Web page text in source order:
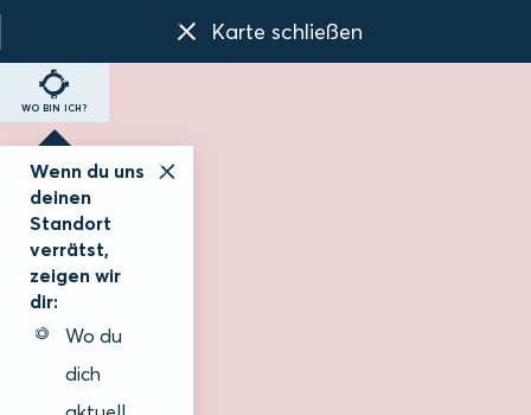
Karte schließen
WO BIN ICH?
Wenn du uns
deinen
Standort
verrätst,
zeigen wir
dir:
Wo du
dich